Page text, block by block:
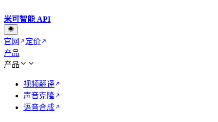
米可智能 API
官网
定价
产品
产品
视频翻译
声音克隆
语音合成